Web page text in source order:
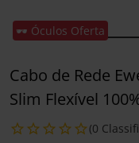
🕶️ Óculos Oferta
Cabo de Rede
Slim Flexível
(0